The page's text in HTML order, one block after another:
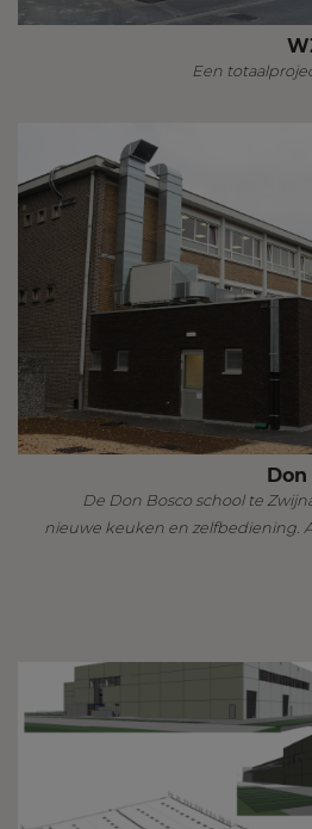
Een
De Don Bosco school te
nieuwe keuken en zelfbediening.